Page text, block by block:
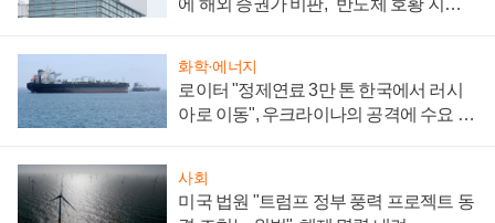
화학·에너지
로이터 "정제연료 3만 톤 한국에서 러시
아로 이동", 우크라이나의 공격에 수요 늘
사회
미국 법원 "트럼프 정부 풍력 프로젝트 동